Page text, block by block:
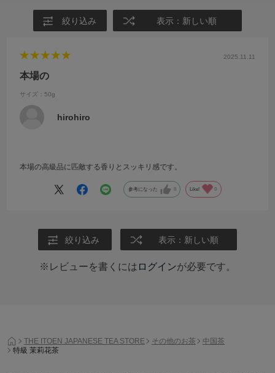
絞り込み 表示：新しい順
2025.11.11
本場の
サイズ：50g
hirohiro
本場の高級品に匹敵する香りとスッキリ感です。
参考になった 0 Like! 0
絞り込み 表示：新しい順
※レビューを書くには ログインが必要です。
THE ITOEN JAPANESE TEA STORE その他のお茶
中国茶
特級 茉莉花茶